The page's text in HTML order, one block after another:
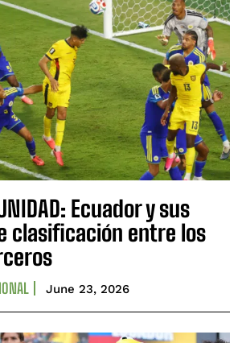
Ecuador y sus
clasificación entre los
June 23, 2026